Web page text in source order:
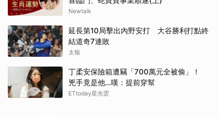
Newtalk
延長第10局擊出內野安打 大谷勝利打點終
結道奇7連敗
太報
丁柔安保險箱遭竊「700萬元全被偷」！
兇手竟是他...嘆：提前穿幫
ETtoday星光雲